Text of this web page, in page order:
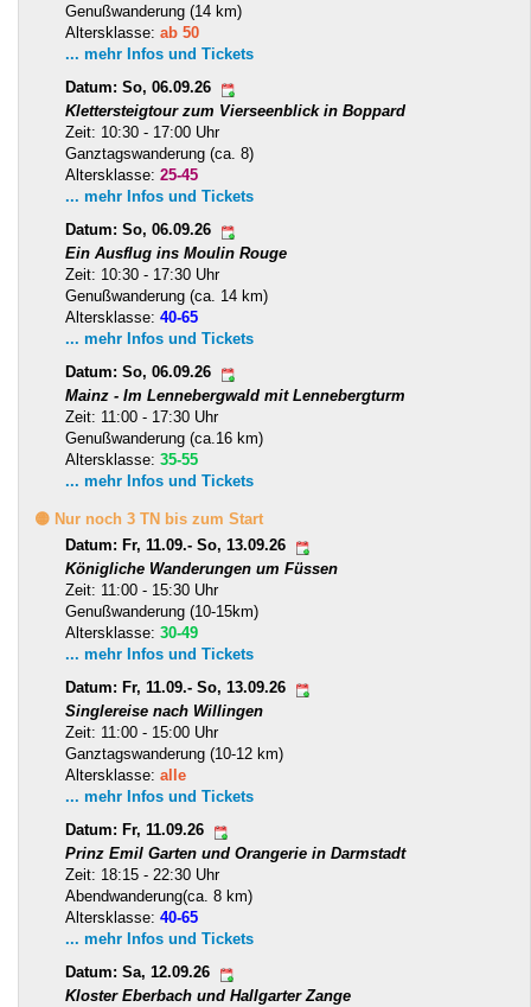
Genußwanderung (14 km)
Altersklasse: ab 50
... mehr Infos und Tickets
Datum: So, 06.09.26
Klettersteigtour zum Vierseenblick in Boppard
Zeit: 10:30 - 17:00 Uhr
Ganztagswanderung (ca. 8)
Altersklasse: 25-45
... mehr Infos und Tickets
Datum: So, 06.09.26
Ein Ausflug ins Moulin Rouge
Zeit: 10:30 - 17:30 Uhr
Genußwanderung (ca. 14 km)
Altersklasse: 40-65
... mehr Infos und Tickets
Datum: So, 06.09.26
Mainz - Im Lennebergwald mit Lennebergturm
Zeit: 11:00 - 17:30 Uhr
Genußwanderung (ca.16 km)
Altersklasse: 35-55
... mehr Infos und Tickets
🟡 Nur noch 3 TN bis zum Start
Datum: Fr, 11.09.- So, 13.09.26
Königliche Wanderungen um Füssen
Zeit: 11:00 - 15:30 Uhr
Genußwanderung (10-15km)
Altersklasse: 30-49
... mehr Infos und Tickets
Datum: Fr, 11.09.- So, 13.09.26
Singlereise nach Willingen
Zeit: 11:00 - 15:00 Uhr
Ganztagswanderung (10-12 km)
Altersklasse: alle
... mehr Infos und Tickets
Datum: Fr, 11.09.26
Prinz Emil Garten und Orangerie in Darmstadt
Zeit: 18:15 - 22:30 Uhr
Abendwanderung(ca. 8 km)
Altersklasse: 40-65
... mehr Infos und Tickets
Datum: Sa, 12.09.26
Kloster Eberbach und Hallgarter Zange